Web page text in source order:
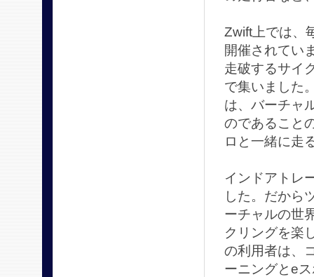
Zwift上では、
開催されてい
走破するサイ
で集いました
は、バーチャ
のであること
ロと一緒に走
インドアトレ
した。だから
ーチャルの世
クリングを楽
の利用者は、
ーニングとe